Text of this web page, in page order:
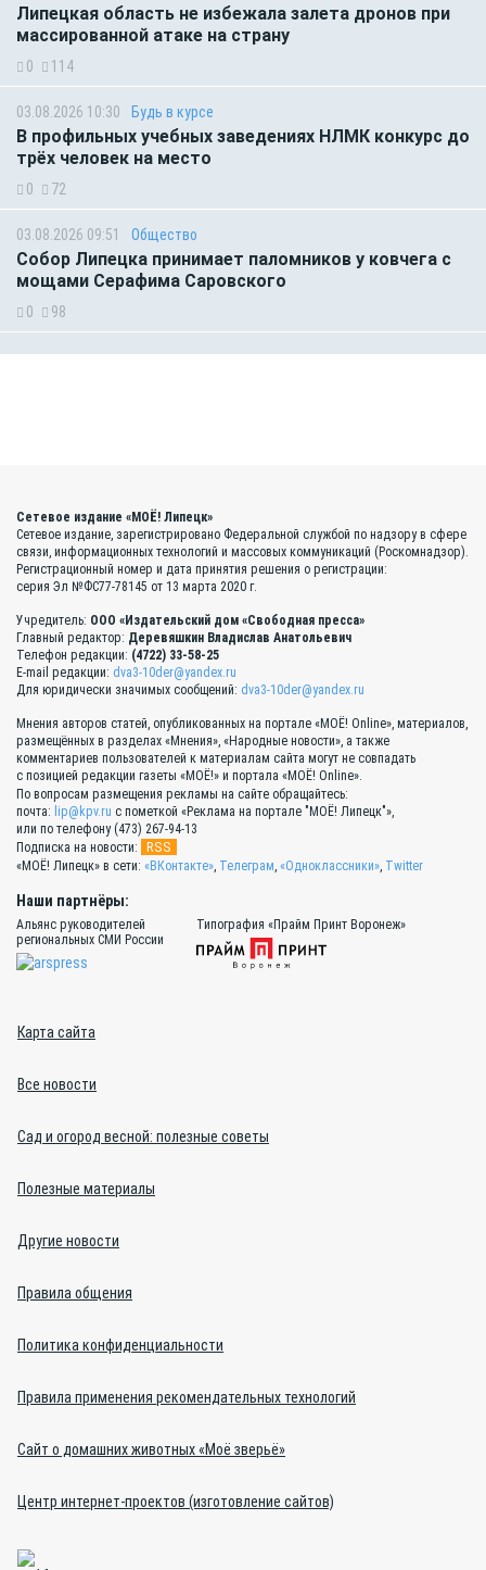
Липецкая область не избежала залета дронов при
массированной атаке на страну
0 114
03.08.2026 10:30 Будь в курсе
В профильных учебных заведениях НЛМК конкурс до
трёх человек на место
0 72
03.08.2026 09:51 Общество
Собор Липецка принимает паломников у ковчега с
мощами Серафима Саровского
0 98
Сетевое издание «МОЁ! Липецк»
Сетевое издание, зарегистрировано Федеральной службой по надзору в сфере
связи, информационных технологий и массовых коммуникаций (Роскомнадзор).
Регистрационный номер и дата принятия решения о регистрации:
серия Эл №ФС77-78145 от 13 марта 2020 г.
Учредитель: ООО «Издательский дом «Свободная пресса»
Главный редактор: Деревяшкин Владислав Анатольевич
Телефон редакции: (4722) 33-58-25
E-mail редакции: dva3-10der@yandex.ru
Для юридически значимых сообщений: dva3-10der@yandex.ru
Мнения авторов статей, опубликованных на портале «МОЁ! Online», материалов,
размещённых в разделах «Мнения», «Народные новости», а также
комментариев пользователей к материалам сайта могут не совпадать
с позицией редакции газеты «МОЁ!» и портала «МОЁ! Online».
По вопросам размещения рекламы на сайте обращайтесь:
почта: lip@kpv.ru с пометкой «Реклама на портале "МОЁ! Липецк"»,
или по телефону (473) 267-94-13
Подписка на новости:
RSS
«МОЁ! Липецк» в сети: «ВКонтакте», Телеграм, «Одноклассники», Twitter
Наши партнёры:
Альянс руководителей
региональных СМИ России
Типография «Прайм Принт Воронеж»
Карта сайта
Все новости
Сад и огород весной: полезные советы
Полезные материалы
Другие новости
Правила общения
Политика конфиденциальности
Правила применения рекомендательных технологий
Сайт о домашних животных «Моё зверьё»
Центр интернет-проектов (изготовление сайтов)